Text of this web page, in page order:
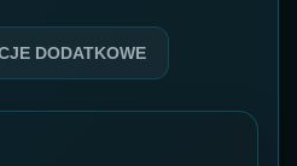
DODATKOWE